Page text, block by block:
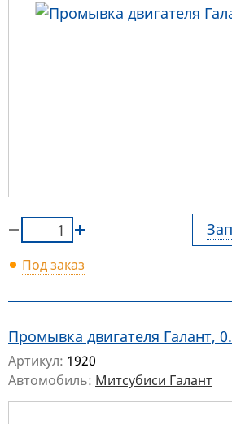
Под заказ
Промывка двигателя Галант,
Артикул: 1920
Автомобиль: Митсубиси Галант